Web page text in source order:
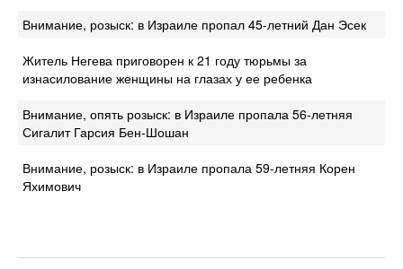
Внимание, розыск: в Израиле пропал 45-летний Дан Эсек
Житель Негева приговорен к 21 году тюрьмы за
изнасилование женщины на глазах у ее ребенка
Внимание, опять розыск: в Израиле пропала 56-летняя
Сигалит Гарсия Бен-Шошан
Внимание, розыск: в Израиле пропала 59-летняя Корен
Яхимович